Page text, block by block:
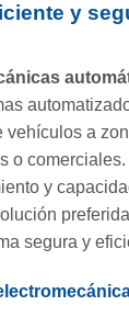
y
vehículos a
o comerciales.
y
segura y